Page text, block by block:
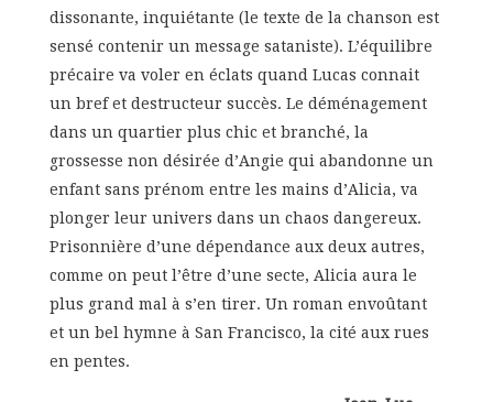
dissonante, inquiétante (le texte de la chanson est
sensé contenir un message sataniste). L’équilibre
précaire va voler en éclats quand Lucas connait
un bref et destructeur succès. Le déménagement
dans un quartier plus chic et branché, la
grossesse non désirée d’Angie qui abandonne un
enfant sans prénom entre les mains d’Alicia, va
plonger leur univers dans un chaos dangereux.
Prisonnière d’une dépendance aux deux autres,
comme on peut l’être d’une secte, Alicia aura le
plus grand mal à s’en tirer. Un roman envoûtant
et un bel hymne à San Francisco, la cité aux rues
en pentes.